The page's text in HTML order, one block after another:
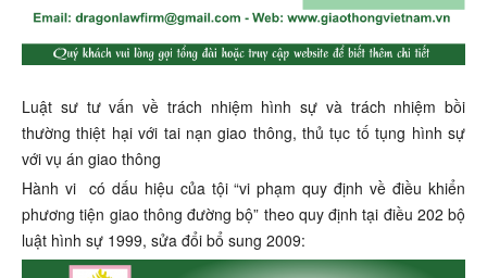
Luật sư tư vấn về trách nhiệm hình sự và trách nhiệm bồi
thường thiệt hại với tai nạn giao thông, thủ tục tố tụng hình sự
với vụ án giao thông
Hành vi có dấu hiệu của tội “vi phạm quy định về điều khiển
phương tiện giao thông đường bộ” theo quy định tại điều 202 bộ
luật hình sự 1999, sửa đổi bổ sung 2009: